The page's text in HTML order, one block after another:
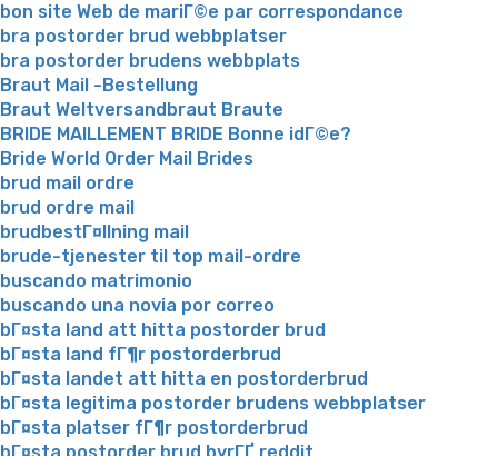
bon site Web de mariГ©e par correspondance
bra postorder brud webbplatser
bra postorder brudens webbplats
Braut Mail -Bestellung
Braut Weltversandbraut Braute
BRIDE MAILLEMENT BRIDE Bonne idГ©e?
Bride World Order Mail Brides
brud mail ordre
brud ordre mail
brudbestГ¤llning mail
brude-tjenester til top mail-ordre
buscando matrimonio
buscando una novia por correo
bГ¤sta land att hitta postorder brud
bГ¤sta land fГ¶r postorderbrud
bГ¤sta landet att hitta en postorderbrud
bГ¤sta legitima postorder brudens webbplatser
bГ¤sta platser fГ¶r postorderbrud